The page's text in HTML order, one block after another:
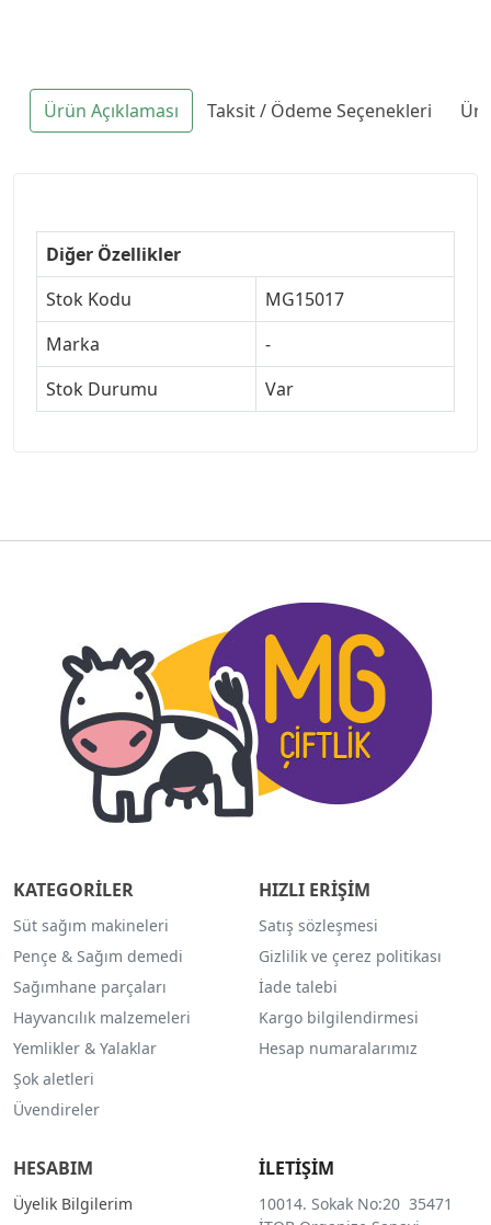
Ürün Açıklaması Taksit / Ödeme Seçenekleri
Diğer Özellikler
Stok Kodu
MG15017
Marka
-
Stok Durumu
Var
KATEGORİLER
Süt sağım makineleri
Pençe & Sağım demedi
Sağımhane parçaları
Hayvancılık malzemeleri
Yemlikler & Yalaklar
Şok aletleri
Üvendireler
HIZLI ERİŞİM
Satış sözleşmesi
Gizlilik ve çerez politikası
İade talebi
Kargo bilgilendirmesi
Hesap numaralarımız
HESABIM
Üyelik Bilgilerim
İLETİŞİM
10014. Sokak No:20 35471